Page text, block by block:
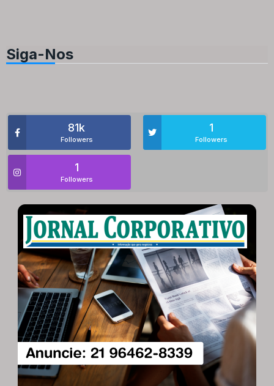
Siga-Nos
81k
Followers
1
Followers
1
Followers